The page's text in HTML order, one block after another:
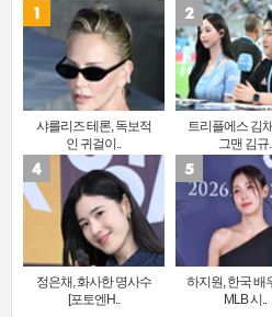
샤를리즈 테론, 독보적
인 귀걸이..
트리플에스 김
그맨 김규..
정은채, 화사한 명사수
[포토엔H..
하지원, 한국 배우 최초
MLB 시..